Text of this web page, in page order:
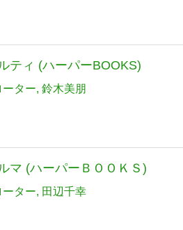
ティ (ハーパーBOOKS)
ーター 鈴木美朋
マ (ハーパーＢＯＯＫＳ)
ーター 田辺千幸